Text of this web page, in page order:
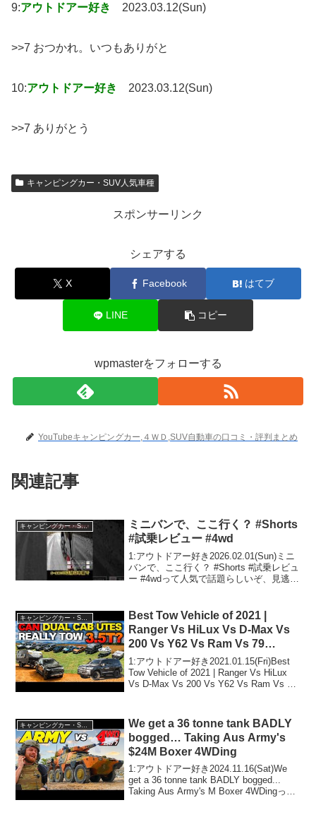
9:アウトドアー好き 2023.03.12(Sun)
>>7 おつかれ。いつもありがと
10:アウトドアー好き 2023.03.12(Sun)
>>7 ありがとう
キャンピングカー・SUV人気車種
スポンサーリンク
シェアする
X Facebook はてブ
LINE コピー
wpmasterをフォローする
YouTubeキャンピングカー,４ＷＤ,SUV自動車の口コミ・評判まとめ
関連記事
キャンピングカー・SUV人気車種
ミニバンで、ここ行く？ #Shorts
#試乗レビュー #4wd
1:アウトドアー好き2026.02.01(Sun)ミニ
バンで、ここ行く？ #Shorts #試乗レビュ
ー #4wdって人気で話題らしいぞ、見逃さ
アウトドアー...
Best Tow Vehicle of 2021 |
Ranger Vs HiLux Vs D-Max Vs
200 Vs Y62 Vs Ram Vs 79
Series! Who Wins?!
1:アウトドアー好き2021.01.15(Fri)Best
Tow Vehicle of 2021 | Ranger Vs HiLux
Vs D-Max Vs 200 Vs Y62 Vs Ram Vs 79
キャンピングカー・SUV人気車種
We get a 36 tonne tank BADLY
bogged… Taking Aus Army's
$24M Boxer 4WDing
1:アウトドアー好き2024.11.16(Sat)We
get a 36 tonne tank BADLY bogged...
Taking Aus Army's M Boxer 4WDingって